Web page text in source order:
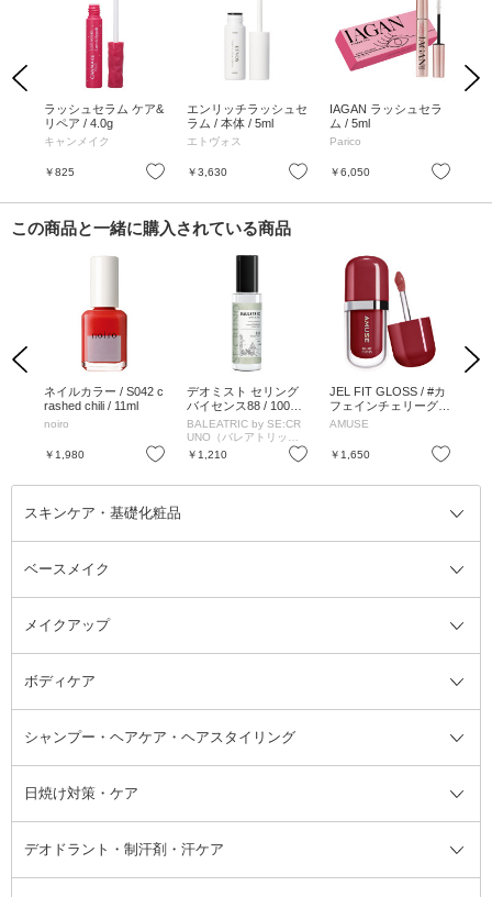
Previous
お気に入り
ラッシュセラム ケア&
リペア / 4.0g
キャンメイク
￥825 お気に入り
エンリッチラッシュセ
ラム / 本体 / 5ml
エトヴォス
￥3,630 お気に入り
IAGAN ラッシュセラ
ム / 5ml
Parico
￥6,050
Next
この商品と一緒に購入されている商品
Previous
お気に入り
ネイルカラー / S042 c
rashed chili / 11ml
noiro
￥1,980 お気に入り
デオミスト セリング
バイセンス88 / 100ml
/ オリエンタルリーフ
の香り
BALEATRIC by SE:CR
UNO（バレアトリック
バイ シークルーノ）
￥1,210 お気に入り
JEL FIT GLOSS / #カ
フェインチェリーグロ
ス / 3.8g
AMUSE
￥1,650
Next
スキンケア・基礎化粧品
スキンケア・基礎化粧品全て
洗顔料
美容液
オールインワン化粧品 フェイスクリーム
フェイスオイル・バーム
ブースター・導入液
ベースメイク
ベースメイク全て
BBクリーム
コンシーラー ファンデーション
フェイスパウダー
メイクアップ
メイクアップ全て
まつげ美容液 つけまつげ
アイシャドウ
アイブロウ・眉マスカラ
ボディケア
ボディケア全て
ボディソープ・ハンドソープ・石
けん
ボディケア
レッグ・フットケア
シャンプー・ヘアケア・ヘアスタイリング
シャンプー・ヘアケア・ヘアスタ
イリング全て
洗い流さないトリートメント
日焼け対策・ケア
日焼け対策・ケア全て
デオドラント・制汗剤・汗ケア